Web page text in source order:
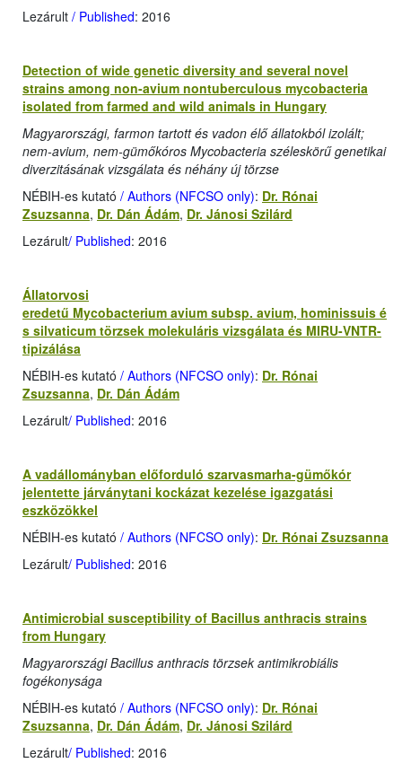
Lezárult / Published: 2016
Detection of wide genetic diversity and several novel
strains among non-avium nontuberculous mycobacteria
isolated from farmed and wild animals in Hungary
Magyarországi, farmon tartott és vadon élő állatokból izolált;
nem-avium, nem-gümőkóros Mycobacteria széleskörű genetikai
diverzitásának vizsgálata és néhány új törzse
NÉBIH-es kutató / Authors (NFCSO only): Dr. Rónai
Zsuzsanna, Dr. Dán Ádám, Dr. Jánosi Szilárd
Lezárult/ Published: 2016
Állatorvosi
eredetű Mycobacterium avium subsp. avium, hominissuis é
s silvaticum törzsek molekuláris vizsgálata és MIRU-VNTR-
tipizálása
NÉBIH-es kutató / Authors (NFCSO only): Dr. Rónai
Zsuzsanna, Dr. Dán Ádám
Lezárult/ Published: 2016
A vadállományban előforduló szarvasmarha-gümőkór
jelentette járványtani kockázat kezelése igazgatási
eszközökkel
NÉBIH-es kutató / Authors (NFCSO only): Dr. Rónai Zsuzsanna
Lezárult/ Published: 2016
Antimicrobial susceptibility of Bacillus anthracis strains
from Hungary
Magyarországi Bacillus anthracis törzsek antimikrobiális
fogékonysága
NÉBIH-es kutató / Authors (NFCSO only): Dr. Rónai
Zsuzsanna, Dr. Dán Ádám, Dr. Jánosi Szilárd
Lezárult/ Published: 2016